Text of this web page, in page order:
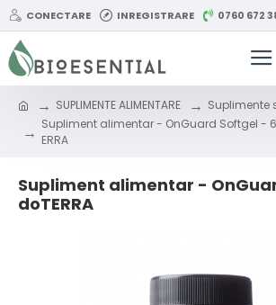
CONECTARE INREGISTRARE 0760 672
SUPLIMENTE ALIMENTARE
Suplimente
Supliment alimentar - OnGuard Softgel -
ERRA
Supliment alimentar -
doTERRA